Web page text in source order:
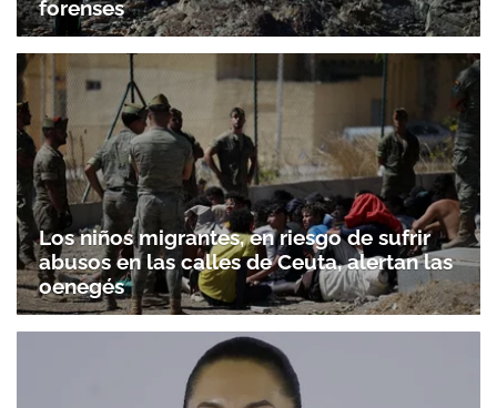
forenses
Los niños migrantes, en riesgo de sufrir
abusos en las calles de Ceuta, alertan las
oenegés